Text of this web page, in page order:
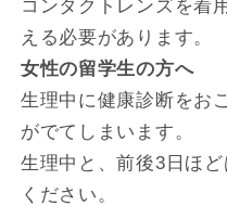
コンタクトレンズを着
える必要があります。
女性の留学生の方へ
生理中に健康診断をお
がでてしまいます。
生理中と、前後3日ほ
ください。